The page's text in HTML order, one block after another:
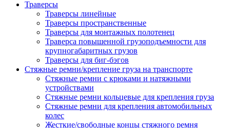
Траверсы
Траверсы линейные
Траверсы пространственные
Траверсы для монтажных полотенец
Траверса повышенной грузоподъемности для
крупногабаритных грузов
Траверсы для биг-бэгов
Стяжные ремни/крепление груза на транспорте
Стяжные ремни с крюками и натяжными
устройствами
Стяжные ремни кольцевые для крепления груза
Стяжные ремни для крепления автомобильных
колес
Жесткие/свободные концы стяжного ремня